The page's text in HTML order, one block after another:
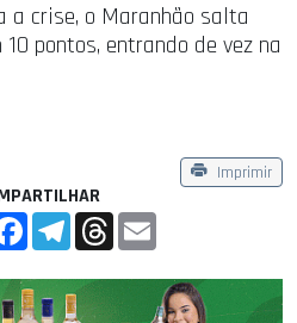
a crise, o Maranhão salta
pontos, entrando de vez na
Imprimir
FacebookTelegramThreads